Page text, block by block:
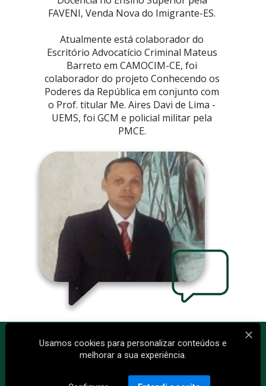
FAVENI, Venda Nova do Imigrante-ES.
Atualmente está colaborador do
Escritório Advocatício Criminal Mateus
Barreto em CAMOCIM-CE, foi
colaborador do projeto Conhecendo os
Poderes da República em conjunto com
o Prof. titular Me. Aires Davi de Lima -
UEMS, foi GCM e policial militar pela
PMCE.
Usamos cookies para personalizar conteúdos e
melhorar a sua experiência.